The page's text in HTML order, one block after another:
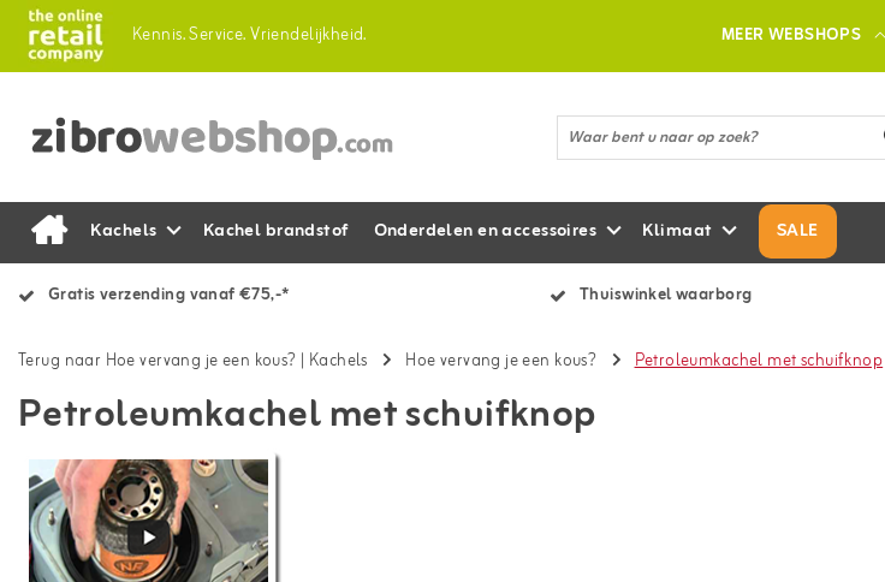
Kennis.Service.Vriendelijkheid. MEER WEBSHOPS
Kachels Kachel brandstof Onderdelen en accessoires Klimaat SALE
Gratis verzending vanaf €75,-* Thuiswinkel waarborg
Terug naar Hoe vervang je een kous? | Kachels Hoe vervang je een kous? Petroleumkachel met schuifknop
Petroleumkachel met schuifknop